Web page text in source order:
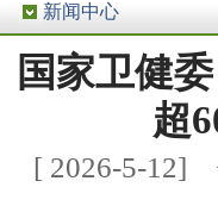
新闻中心
国家卫健
超
[ 2026-5-12]